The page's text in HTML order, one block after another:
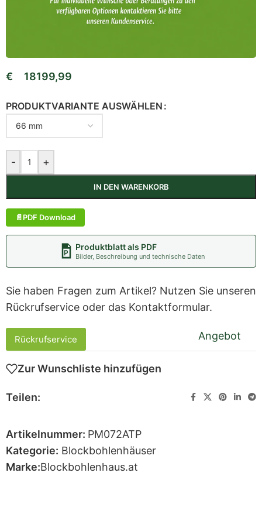
€ 18199,99
PRODUKTVARIANTE AUSWÄHLEN
- +
IN DEN WARENKORB
PDF Download
Produktblatt als PDF
Bilder, Beschreibung und technische Daten
Sie haben Fragen zum Artikel? Nutzen Sie unseren
Rückrufservice oder das Kontaktformular.
Rückrufservice Angebot
Zur Wunschliste hinzufügen
Teilen:
Artikelnummer: PM072ATP
Kategorie: Blockbohlenhäuser
Marke:Blockbohlenhaus.at